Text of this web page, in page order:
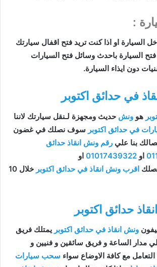
:
السيارة او اذا كنت تريد فتح اقفال سيارتك
السيارة باحدث وسائل فتح السيارات
دون ايذاء السيارة.
في حدائق اكتوبر
هو ونش حديث ومجهزة لـنقل سيارتك لاننا
في حدائق اكتوبر سوف نصلك في غضون
بنا علي رقم ونش انقاذ حدائق
او 01017439322 او
اقرب ونش انقاذ في حدائق اكتوبر
خلال 10
حدائق اكتوبر
ونش انقاذ في حدائق اكتوبر يمتلك فريق
مدار الساعة و فريق سائقين و فنيين و
مع كافة الاوضاع سواء سحب سيارات